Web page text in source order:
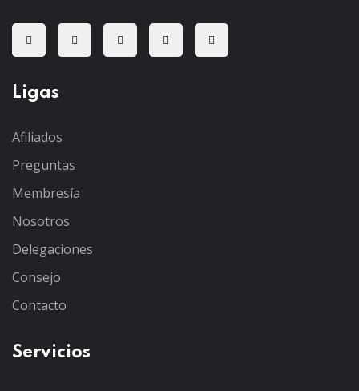
Ligas
Afiliados
Preguntas
Membresía
Nosotros
Delegaciones
Consejo
Contacto
Servicios